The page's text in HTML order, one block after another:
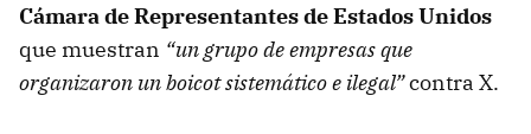
Cámara de Representantes de Estados Unidos
que muestran “un grupo de empresas que
organizaron un boicot sistemático e ilegal”contra X.